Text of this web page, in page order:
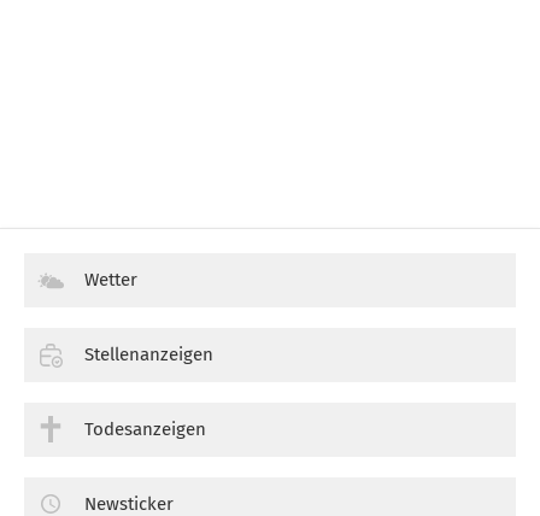
Wetter
Stellenanzeigen
Todesanzeigen
Newsticker